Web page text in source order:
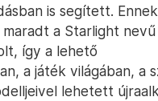
is segített.
maradt a Starlight
így a lehető
a játék világában, a
lehetett